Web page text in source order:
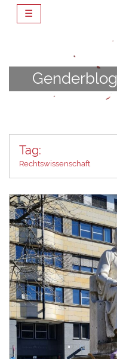
☰
Genderblog
Tag:
Rechtswissenschaft